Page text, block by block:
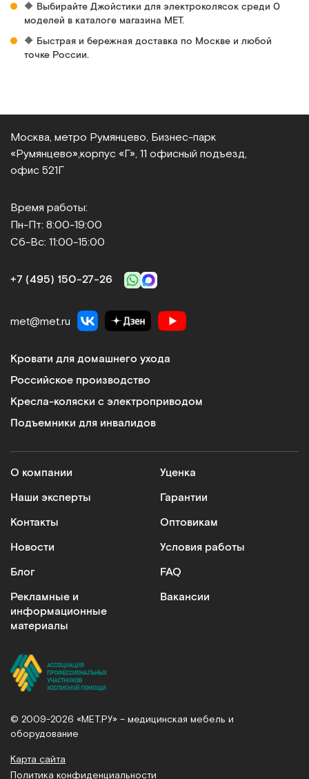
🔶 Выбирайте Джойстики для электроколясок среди 0
моделей в каталоге магазина МЕТ.
🔶 Быстрая и бережная доставка по Москве и любой
точке России.
Москва, метро Румянцево, Бизнес‑парк
«Румянцево», корпус «Г», 11 офисный подъезд,
офис 521Г
Время работы:
Пн-Пт: 8:00-19:00
Сб-Вс: 11:00-15:00
+7 (495) 150‑27‑26
met@met.ru
Кровати для домашнего ухода
Российское производство
Кресла-коляски с электроприводом
Подъемники для инвалидов
О компании
Наши эксперты
Контакты
Новости
Блог
Рекламные и
информационные
материалы
Уценка
Гарантии
Оптовикам
Условия работы
FAQ
Вакансии
© 2009-2026 «МЕТ.РУ» – медицинская мебель и
оборудование
Карта сайта
Политика конфиденциальности